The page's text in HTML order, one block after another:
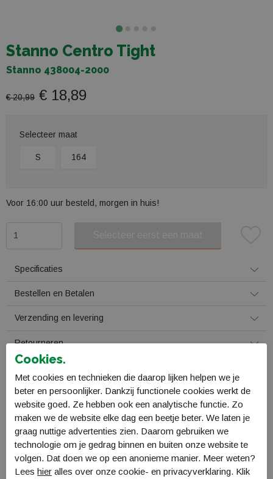
Stanno Centro Tight
Stanno 438004-2000
€ 20,99 € 18,89
Selecteer maat
S 164
Voor 16:00 uur besteld, morgen in huis!
Specificaties
Bestellen en Betalen
Verzending en levering
Retourneren
Gerelateerde producten
Sale Sale
Cookies.
Met cookies en technieken die daarop lijken helpen we je
beter en persoonlijker. Dankzij functionele cookies werkt de
website goed. Ze hebben ook een analytische functie. Zo
maken we de website elke dag een beetje beter. We laten je
graag nuttige advertenties zien. Daarom gebruiken we
technologie om je gedrag binnen en buiten onze website te
volgen. Dat doen we op een anonieme manier. Meer weten?
Lees hier alles over onze cookie- en privacyverklaring. Klik